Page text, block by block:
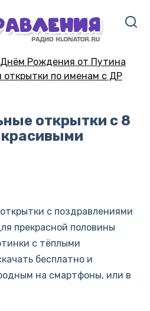
Рождения от Путина
открытки по именам с ДР
открытки с 8
с поздравлениями
прекрасной половины
с тёплыми
бесплатно и
на смартфоны, или в